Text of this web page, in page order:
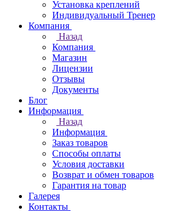
Установка креплений
Индивидуальный Тренер
Компания
Назад
Компания
Магазин
Лицензии
Отзывы
Документы
Блог
Информация
Назад
Информация
Заказ товаров
Способы оплаты
Условия доставки
Возврат и обмен товаров
Гарантия на товар
Галерея
Контакты